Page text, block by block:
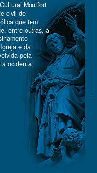
Montfort
civil de
que tem
entre outras, a
e da
pela
ocidental